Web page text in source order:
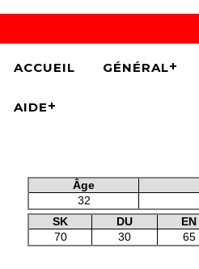
ACCUEIL GÉNÉRAL
AIDE
Âge
32
SK
DU EN
70
30 65